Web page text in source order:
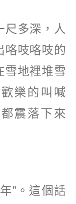
尺多深，人
咯吱咯吱的
雪地裡堆雪
樂的叫喊
震落下來
”。這個話